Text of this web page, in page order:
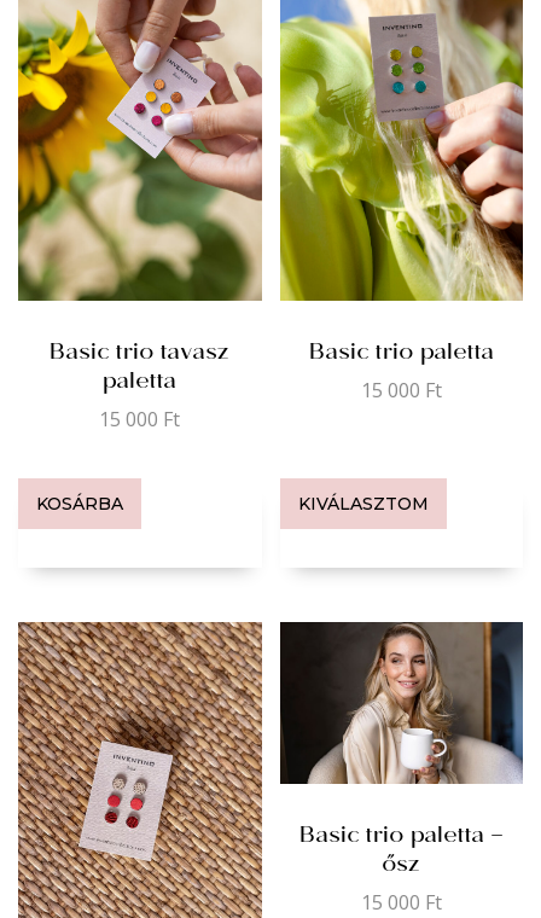
Basic trio tavasz
paletta
15 000 Ft
KOSÁRBA
Basic trio paletta
15 000 Ft
KIVÁLASZTOM
Basic trio paletta –
ősz
15 000 Ft